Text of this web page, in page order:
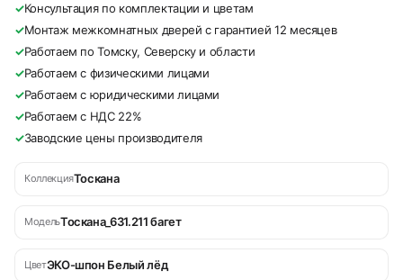
✓Консультация по комплектации и цветам
✓Монтаж межкомнатных дверей с гарантией 12 месяцев
✓Работаем по Томску, Северску и области
✓Работаем с физическими лицами
✓Работаем с юридическими лицами
✓Работаем с НДС 22%
✓Заводские цены производителя
КоллекцияТоскана
МодельТоскана_631.211 багет
ЦветЭКО-шпон Белый лёд